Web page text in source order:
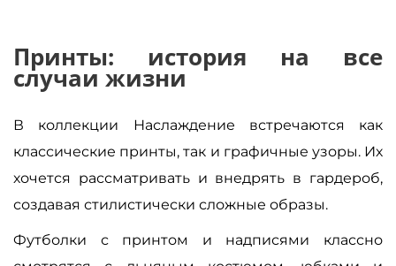
Принты: история на все
случаи жизни
В коллекции Наслаждение встречаются как
классические принты, так и графичные узоры. Их
хочется рассматривать и внедрять в гардероб,
создавая стилистически сложные образы.
Футболки с принтом и надписями классно